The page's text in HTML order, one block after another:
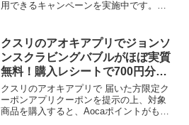
用できるキャンペーンを実施中です。プ
内に解約...
クスリのアオキアプリでジョンソ
ンスクラビングバブルがほぼ実質
無料！購入レシートで700円分、
3000円分のえらべるPayがもらえ
るキャンペーンも！
クスリのアオキアプリで 届いた方限定ク
ーポンアプリクーポンを提示の上、対象
商品を購入すると、Aocaポイントがもら